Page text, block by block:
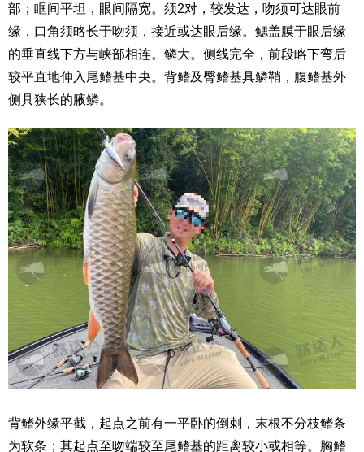
部；眶间平坦，眼间隔宽。须2对，较发达，吻须可达眼前
缘，口角须略长于吻须，接近或达眼后缘。鳃盖膜于眼后缘
的垂直线下方与峡部相连。鳞大。侧线完全，前段略下弯后
较平直地伸入尾鳍基中央。背鳍及臀鳍基具鳞鞘，腹鳍基外
侧具狭长的腋鳞。
背鳍外缘平截，起点之前有一平卧的倒刺，末根不分枝鳍条
为软条；其起点至吻端较至尾鳍基的距离较小或相等。胸鳍